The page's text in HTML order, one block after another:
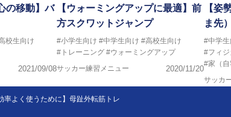
の移動】バ
校生向け
2021/09/08
【ウォーミングアップに最適】前
方スクワットジャンプ
#小学生向け #中学生向け #高校生向け
#トレーニング #ウォーミングアップ
サッカー練習メニュー
2020/11/20
【姿
ま先）
#中学生
#フィ
#家（
サッカ
率よく使うために】母趾外転筋トレ